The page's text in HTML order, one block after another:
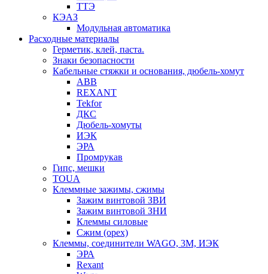
ТТЭ
КЭАЗ
Модульная автоматика
Расходные материалы
Герметик, клей, паста.
Знаки безопасности
Кабельные стяжки и основания, дюбель-хомут
ABB
REXANT
Tekfor
ДКС
Дюбель-хомуты
ИЭК
ЭРА
Промрукав
Гипс, мешки
TOUA
Клеммные зажимы, сжимы
Зажим винтовой ЗВИ
Зажим винтовой ЗНИ
Клеммы силовые
Сжим (орех)
Клеммы, соединители WAGO, 3M, ИЭК
ЭРА
Rexant